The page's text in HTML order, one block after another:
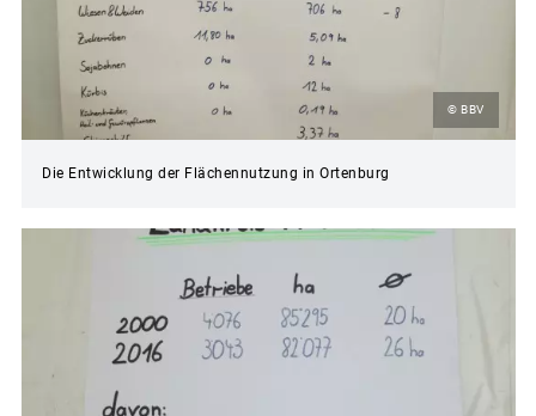
© BBV
Die Entwicklung der Flächennutzung in Ortenburg